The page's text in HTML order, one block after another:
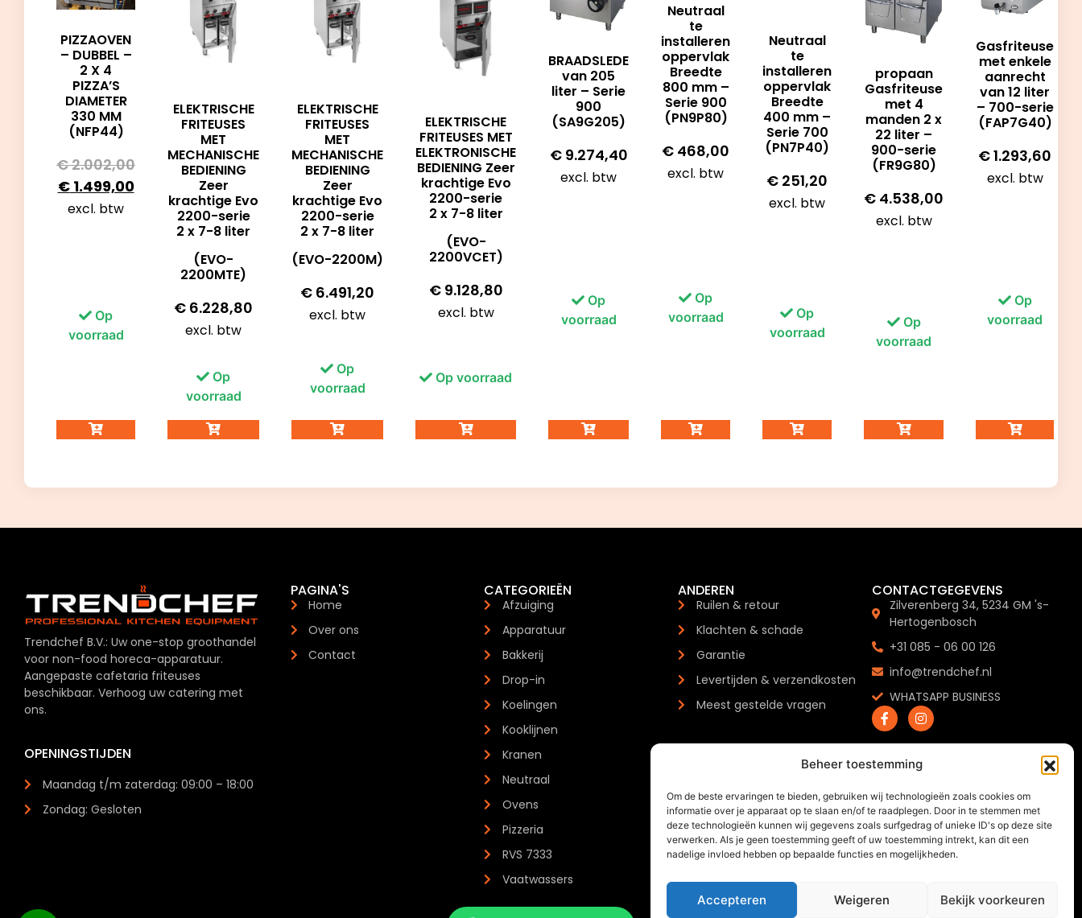
Beheer toestemming
Om de beste ervaringen te bieden, gebruiken wij technologieën zoals cookies om
informatie over je apparaat op te slaan en/of te raadplegen. Door in te stemmen met
deze technologieën kunnen wij gegevens zoals surfgedrag of unieke ID's op deze site
verwerken. Als je geen toestemming geeft of uw toestemming intrekt, kan dit een
nadelige invloed hebben op bepaalde functies en mogelijkheden.
Accepteren Weigeren Bekijk voorkeuren
PIZZAOVEN
– DUBBEL –
2 X 4
PIZZA’S
DIAMETER
330 MM
(NFP44)
€2.002,00
€1.499,00
excl. btw
Op
voorraad
ELEKTRISCHE
FRITEUSES
MET
MECHANISCHE
BEDIENING
Zeer
krachtige Evo
2200-serie
2 x 7-8 liter
(EVO-
2200MTE)
€ 6.228,80
excl. btw
Op
voorraad
ELEKTRISCHE
FRITEUSES
MET
MECHANISCHE
BEDIENING
Zeer
krachtige Evo
2200-serie
2 x 7-8 liter
(EVO-2200M)
€ 6.491,20
excl. btw
Op
voorraad
ELEKTRISCHE
FRITEUSES MET
ELEKTRONISCHE
BEDIENING Zeer
krachtige Evo
2200-serie
2 x 7-8 liter
(EVO-
2200VCET)
€9.128,80
excl. btw
Op voorraad
BRAADSLEDE
van 205
liter – Serie
900
(SA9G205)
€9.274,40
excl. btw
Op
voorraad
Neutraal
te
installeren
oppervlak
Breedte
800 mm –
Serie 900
(PN9P80)
€ 468,00
excl. btw
Op
voorraad
Neutraal
te
installeren
oppervlak
Breedte
400 mm –
Serie 700
(PN7P40)
€ 251,20
excl. btw
Op
voorraad
propaan
Gasfriteuse
met 4
manden 2 x
22 liter –
900-serie
(FR9G80)
€ 4.538,00
excl. btw
Op
voorraad
Gasfriteuse
met enkele
aanrecht
van 12 liter
– 700-serie
(FAP7G40)
€1.293,60
excl. btw
Op
voorraad
Trendchef B.V.: Uw one-stop groothandel
voor non-food horeca-apparatuur.
Aangepaste cafetaria friteuses
beschikbaar. Verhoog uw catering met
ons.
OPENINGSTIJDEN
Maandag t/m zaterdag: 09:00 – 18:00
Zondag: Gesloten
PAGINA'S
Home
Over ons
Contact
CATEGORIEËN
Afzuiging
Apparatuur
Bakkerij
Drop-in
Koelingen
Kooklijnen
Kranen
Neutraal
Ovens
Pizzeria
RVS 7333
Vaatwassers
ANDEREN
Ruilen & retour
Klachten & schade
Garantie
Levertijden & verzendkosten
Meest gestelde vragen
CONTACTGEGEVENS
Zilverenberg 34, 5234 GM 's-
Hertogenbosch
+31 085 - 06 00 126
info@trendchef.nl
WHATSAPP BUSINESS
0